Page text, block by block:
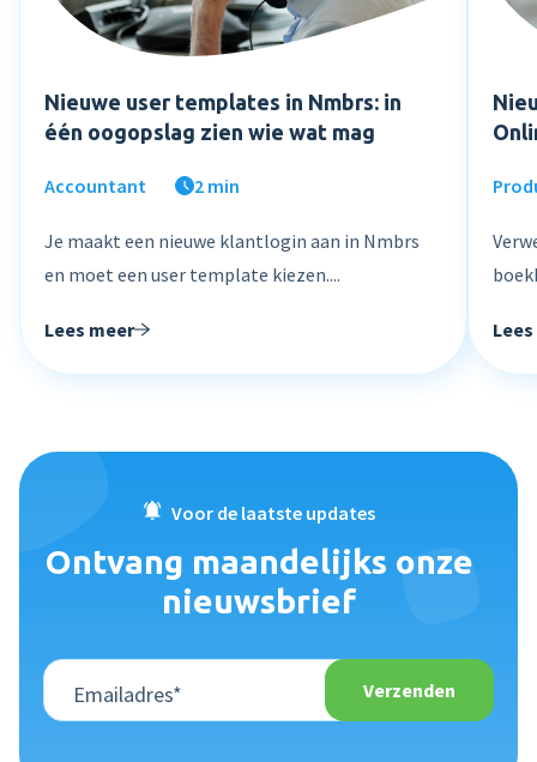
Nieuwe user templates in Nmbrs: in
één oogopslag zien wie wat mag
Accountant 2 min
Je maakt een nieuwe klantlogin aan in Nmbrs
en moet een user template kiezen....
Lees meer
Voor de laatste updates
Ontvang maandelijks onze
nieuwsbrief